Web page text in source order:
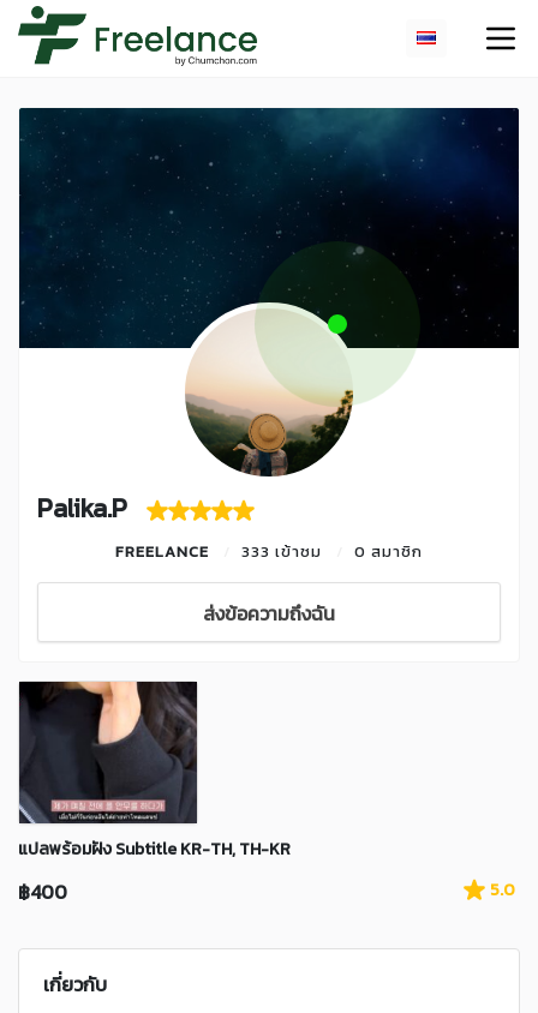
Palika.P
FREELANCE 333 เข้าชม 0 สมาชิก
ส่งข้อความถึงฉัน
แปลพร้อมฝัง Subtitle KR-TH, TH-KR
฿400 5.0
เกี่ยวกับ